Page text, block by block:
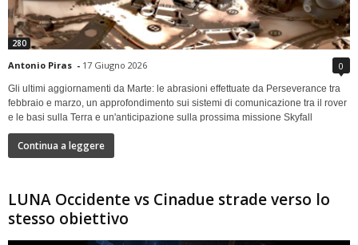
280
Antonio Piras - 17 Giugno 2026 0
Gli ultimi aggiornamenti da Marte: le abrasioni effettuate da Perseverance tra
febbraio e marzo, un approfondimento sui sistemi di comunicazione tra il rover
e le basi sulla Terra e un'anticipazione sulla prossima missione Skyfall
Continua a leggere
LUNA Occidente vs Cinadue strade verso lo
stesso obiettivo